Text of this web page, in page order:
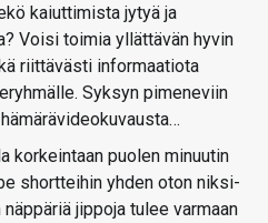
kaiuttimista jytyä ja
Voisi toimia yllättävän hyvin
riittävästi informaatiota
Syksyn pimeneviin
korkeintaan puolen minuutin
shortteihin yhden oton niksi-
jippoja tulee varmaan